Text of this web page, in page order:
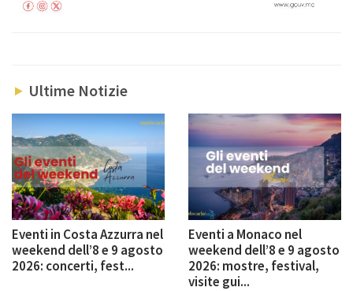
Ultime Notizie
Eventi in Costa Azzurra nel
weekend dell’8 e 9 agosto
2026: concerti, fest...
Eventi a Monaco nel
weekend dell’8 e 9 agosto
2026: mostre, festival,
visite gui...